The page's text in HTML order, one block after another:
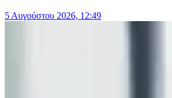
5 Αυγούστου 2026, 12:49